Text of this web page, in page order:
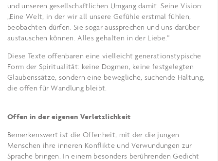
und unseren gesellschaftlichen Umgang damit. Seine Vision:
„Eine Welt, in der wir all unsere Gefühle erstmal fühlen,
beobachten dürfen. Sie sogar aussprechen und uns darüber
austauschen können. Alles gehalten in der Liebe.“
Diese Texte offenbaren eine vielleicht generationstypische
Form der Spiritualität: keine Dogmen, keine festgelegten
Glaubenssätze, sondern eine bewegliche, suchende Haltung,
die offen für Wandlung bleibt.
Offen in der eigenen Verletzlichkeit
Bemerkenswert ist die Offenheit, mit der die jungen
Menschen ihre inneren Konflikte und Verwundungen zur
Sprache bringen. In einem besonders berührenden Gedicht